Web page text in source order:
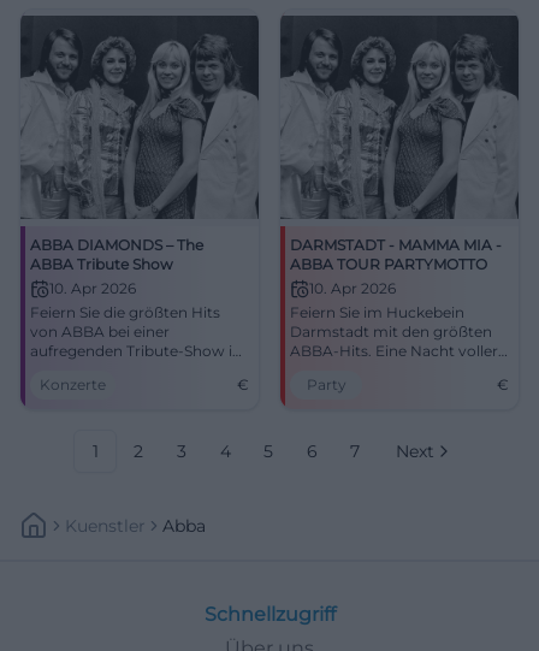
ABBA DIAMONDS – The
ABBA Tribute Show
10. Apr 2026
Feiern Sie die größten Hits
von ABBA bei einer
aufregenden Tribute-Show im
Centrum.
Konzerte €
DARMSTADT - MAMMA MIA -
ABBA TOUR PARTYMOTTO
10. Apr 2026
Feiern Sie im Huckebein
Darmstadt mit den größten
ABBA-Hits. Eine Nacht voller
erwartet Sie!
Party €
1 2 3 4 5 6 7 Next
Kuenstler Abba
Schnellzugriff